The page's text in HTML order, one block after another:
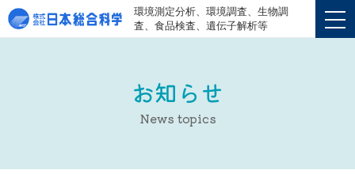
環境測定分析、環境調査、生物調
査、食品検査、遺伝子解析等
お知らせ
News topics